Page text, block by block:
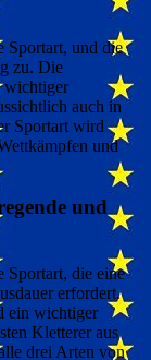
Sportart, und die
zu. Die
wichtiger
auch in
Sportart wird
und
und
Sportart, die eine
erfordert.
ein wichtiger
Kletterer aus
drei Arten von